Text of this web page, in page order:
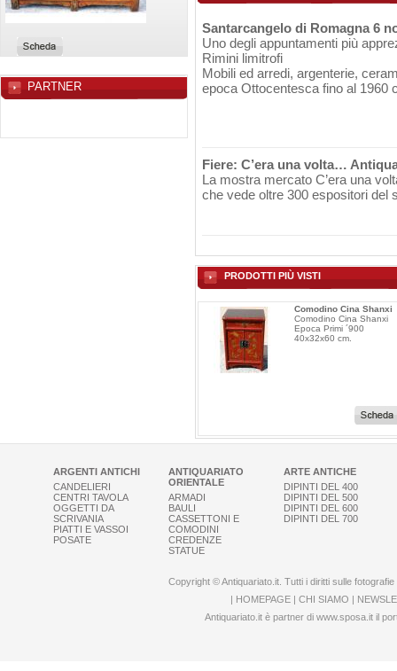
PARTNER
Credenza Mongolia
Lampade
Lampada Vaso Cina Porcellana
´800 H. 112 cm. anche Coppia.
Armadio Cina Shanxi Round
Armadio Cina Shanxi Round
Primi ´900 108x52x183 cm.
Santarcangelo di Romagna 6
Uno degli appuntamenti più
Rimini limitrofi
Mobili ed arredi, argenterie,
epoca Ottocentesca fino al 1960
Fiere: C’era una volta…
La mostra mercato C’era una
che vede oltre 300 espositori del
PRODOTTI PIÙ VISTI
Comodino Cina Shanxi
Comodino Cina Shanxi
Epoca Primi ´900
40x32x60 cm.
ARGENTI ANTICHI
CANDELIERI
CENTRI TAVOLA
OGGETTI DA
SCRIVANIA
PIATTI E VASSOI
POSATE
ANTIQUARIATO
ORIENTALE
ARMADI
BAULI
CASSETTONI E
COMODINI
CREDENZE
STATUE
ARTE ANTICHE
DIPINTI DEL 400
DIPINTI DEL 500
DIPINTI DEL 600
DIPINTI DEL 700
Copyright © Antiquariato.it. Tutti i diritti sulle
| HOMEPAGE | CHI SIAMO |
Antiquariato.it è partner di www.sposa.itil